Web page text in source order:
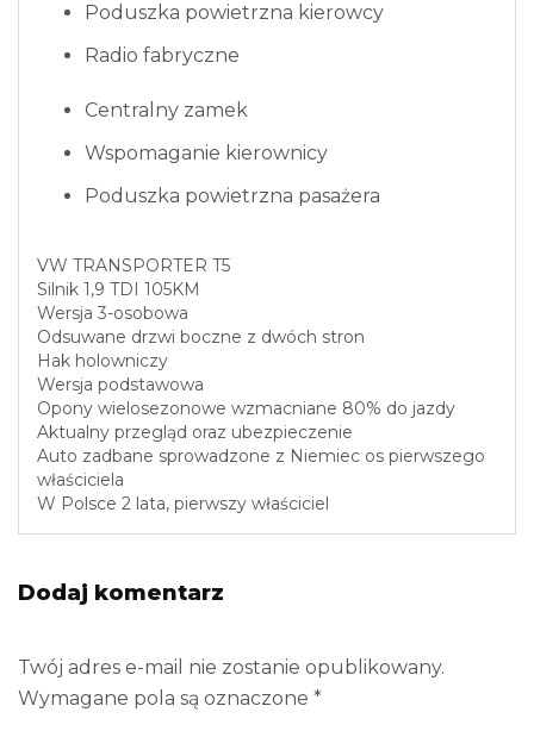
Poduszka powietrzna kierowcy
Radio fabryczne
Centralny zamek
Wspomaganie kierownicy
Poduszka powietrzna pasażera
VW TRANSPORTER T5
Silnik 1,9 TDI 105KM
Wersja 3-osobowa
Odsuwane drzwi boczne z dwóch stron
Hak holowniczy
Wersja podstawowa
Opony wielosezonowe wzmacniane 80% do jazdy
Aktualny przegląd oraz ubezpieczenie
Auto zadbane sprowadzone z Niemiec os pierwszego
właściciela
W Polsce 2 lata, pierwszy właściciel
Dodaj komentarz
Twój adres e-mail nie zostanie opublikowany.
Wymagane pola są oznaczone *